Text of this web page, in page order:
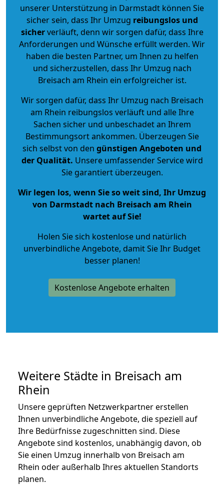
unserer Unterstützung in Darmstadt können Sie
sicher sein, dass Ihr Umzug reibungslos und
sicherverläuft, denn wir sorgen dafür, dass Ihre
Anforderungen und Wünsche erfüllt werden. Wir
haben die besten Partner, um Ihnen zu helfen
und sicherzustellen, dass Ihr Umzug nach
Breisach am Rhein ein erfolgreicher ist.
Wir sorgen dafür, dass Ihr Umzug nach Breisach
am Rhein reibungslos verläuft und alle Ihre
Sachen sicher und unbeschadet an Ihrem
Bestimmungsort ankommen. Überzeugen Sie
sich selbst von den günstigen Angeboten und
der Qualität. Unsere umfassender Service wird
Sie garantiert überzeugen.
Wir legen los, wenn Sie so weit sind, Ihr Umzug
von Darmstadt nach Breisach am Rhein
wartet auf Sie!
Holen Sie sich kostenlose und natürlich
unverbindliche Angebote, damit Sie Ihr Budget
besser planen!
Kostenlose Angebote erhalten
Weitere Städte in Breisach am
Rhein
Unsere geprüften Netzwerkpartner erstellen
Ihnen unverbindliche Angebote, die speziell auf
Ihre Bedürfnisse zugeschnitten sind. Diese
Angebote sind kostenlos, unabhängig davon, ob
Sie einen Umzug innerhalb von Breisach am
Rhein oder außerhalb Ihres aktuellen Standorts
planen.